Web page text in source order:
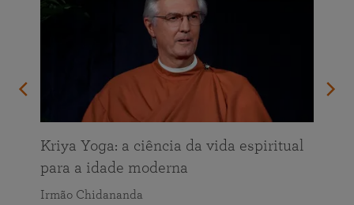
Kriya Yoga: a ciência da vida espiritual
para a idade moderna
Irmão Chidananda